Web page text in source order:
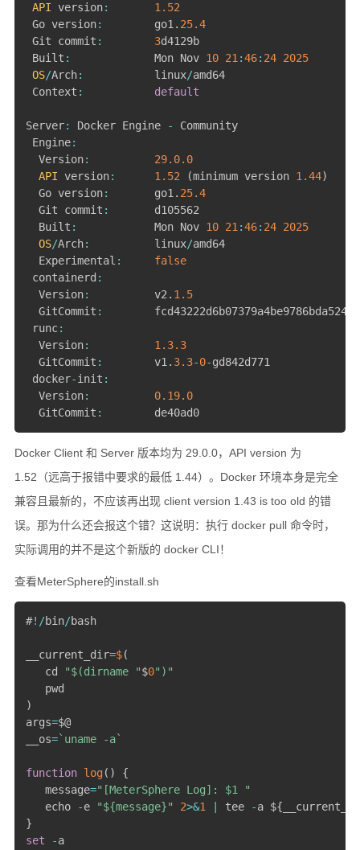
API version:
1.52
Go version:
        go1
. 25.4
Git commit : 3d4129b
Built :
             Mon Nov
10 21 :46: 24 2025
OS/Arch:
           linux
/amd64
Context : default
Server: Docker Engine -
Community
Engine:
  Version
: 29.0.0
API version: 1.52 (minimum version 1.44)
  Go version
:
       go1
. 25.4
  Git commit
:
       d105562
  Built
:
            Mon Nov
10 21 :46: 24 2025
OS/Arch:
          linux
/amd64
  Experimental
:
false
containerd :
  Version
:
          v2
. 1.5
  GitCommit
:
runc:
  Version
: 1.3.3
  GitCommit
:
        v1
. 3.3-0-gd842d771
docker-init :
  Version
: 0.19.0
  GitCommit
:
        de40ad0
Docker Client 和 Server 版本均为 29.0.0，API version 为
1.52（远高于报错中要求的最低 1.44）。Docker 环境本身是完全
兼容且最新的，不应该再出现 client version 1.43 is too old 的错
误。那为什么还会报这个错？这说明：执行 docker pull 命令时，
实际调用的并不是这个新版的 docker CLI！
查看MeterSphere的install.sh
#! /bin/bash
__current_dir=$(
   cd
"$(dirname "$0")"
)
args=$@
__os=` uname -a`
function log( )
{
   message
="[MeterSphere Log]: $1 "
   echo
-e "${message}" 2>&1 tee -a ${
}
set
-a